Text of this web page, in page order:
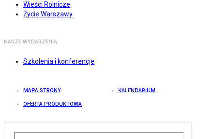
Wieści Rolnicze
Życie Warszawy
NASZE WYDARZENIA
Szkolenia i konferencje
MAPA STRONY KALENDARIUM
OFERTA PRODUKTOWA